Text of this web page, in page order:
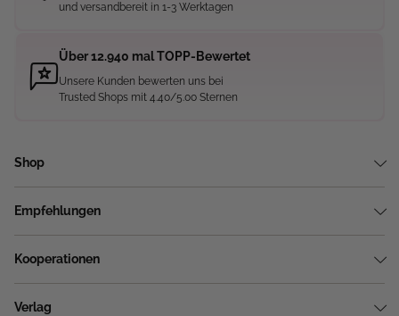
und versandbereit in 1-3 Werktagen
Über 12.940 mal TOPP-Bewertet
Unsere Kunden bewerten uns bei
Trusted Shops mit 4.40/5.00 Sternen
Shop
Empfehlungen
Kooperationen
Verlag